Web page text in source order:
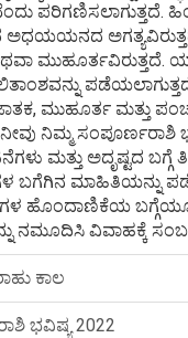
ಪರಿಗಣಿಸಲಾಗುತ್ತದೆ.
ಅಧಯಯನದ
ಮುಹೂರ್ತವಿರುತ್ತದೆ.
ಮುಹೂರ್ತ ಮತ್ತು
ನಿಮ್ಮ ಸಂಪೂರ್ಣರಾಶಿ
ಮತ್ತು ಅದೃಷ್ಟದ ಬಗ್ಗೆ
ಬಗೆಗಿನ ಮಾಹಿತಿಯನ್ನು
ಹೊಂದಾಣಿಕೆಯ
ನಮೂದಿಸಿ ವಿವಾಹಕ್ಕೆ
ಕಾಲ
ಭವಿಷ್ಯ 2022